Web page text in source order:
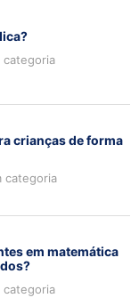
categoria
crianças de forma
categoria
em matemática
categoria